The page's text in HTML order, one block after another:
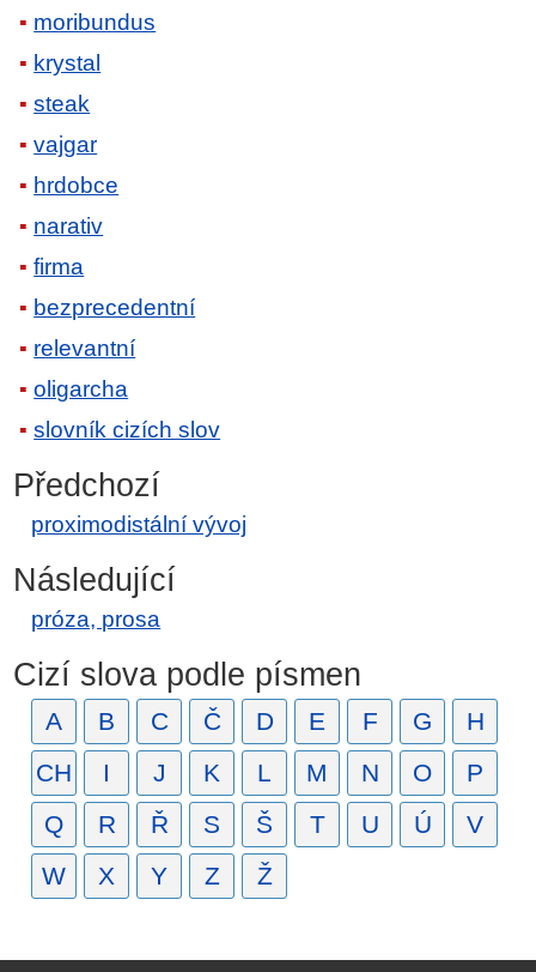
moribundus
krystal
steak
vajgar
hrdobce
narativ
firma
bezprecedentní
relevantní
oligarcha
slovník cizích slov
Předchozí
proximodistální vývoj
Následující
próza, prosa
Cizí slova podle písmen
A B C Č D E F G
H
CH
I J K L M N O
P
Q
R Ř S Š T U Ú
V
W
X Y Z Ž